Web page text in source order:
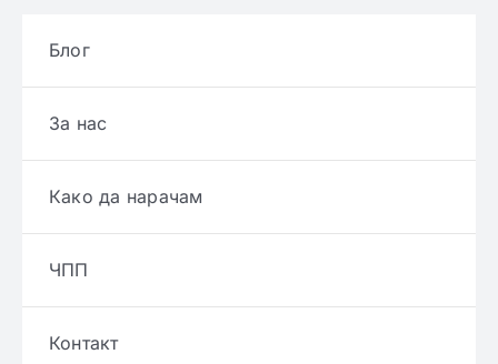
Блог
За нас
Како да нарачам
ЧПП
Контакт